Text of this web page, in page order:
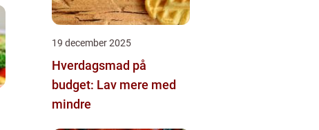
19 december 2025
Hverdagsmad på
budget: Lav mere med
mindre